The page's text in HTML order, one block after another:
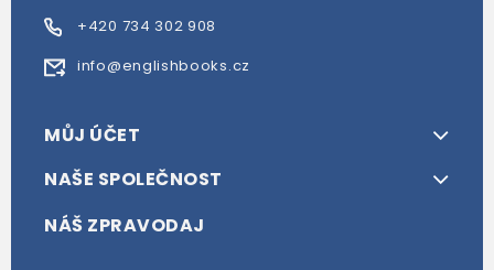
+420 734 302 908
info@englishbooks.cz
MŮJ ÚČET
NAŠE SPOLEČNOST
NÁŠ ZPRAVODAJ